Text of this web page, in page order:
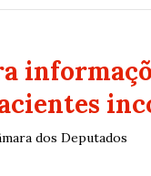
dos Deputados